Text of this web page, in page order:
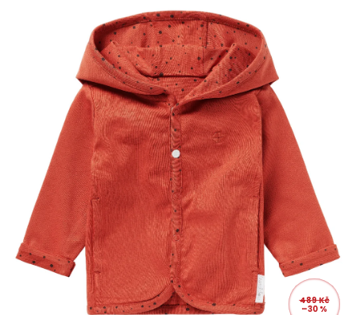
489 Kč
–30 %